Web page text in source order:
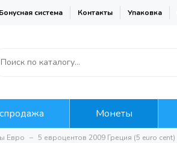
Бонусная система Контакты Упаковка
Монеты
Евро 5 евроцентов 2009 Греция (5 euro cent)